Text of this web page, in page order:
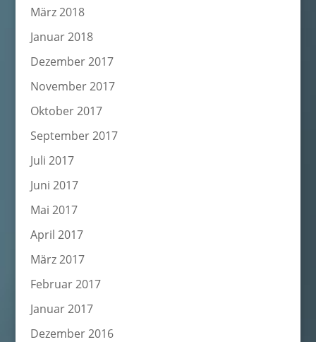
März 2018
Januar 2018
Dezember 2017
November 2017
Oktober 2017
September 2017
Juli 2017
Juni 2017
Mai 2017
April 2017
März 2017
Februar 2017
Januar 2017
Dezember 2016